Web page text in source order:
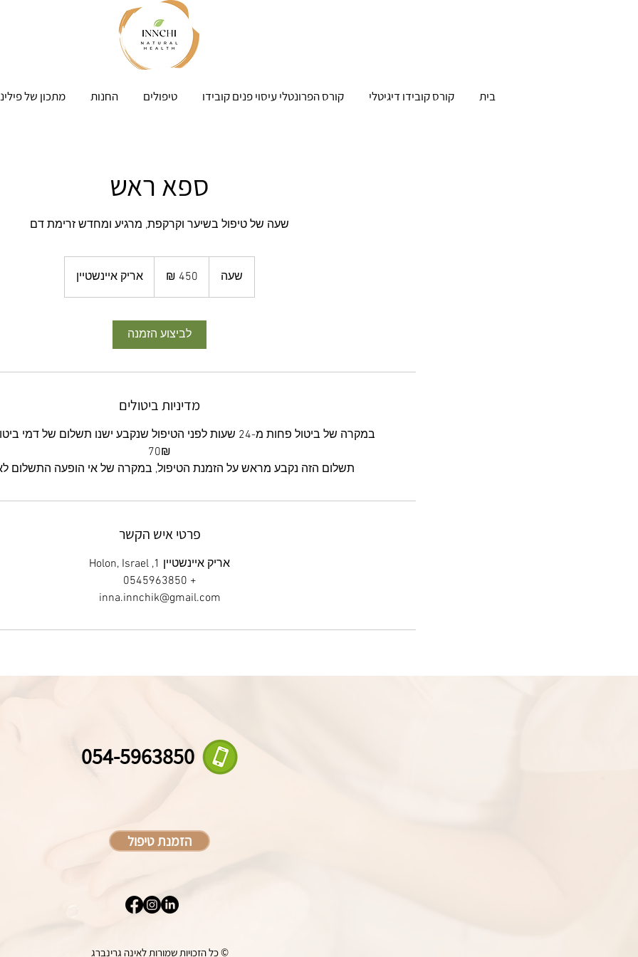
בית קורס קובידו דיגיטלי קורס הפרונטלי עיסוי פנים קובידו טיפולים החנות מתכון של
ספא ראש
שעה של טיפול בשיער וקרקפת, מרגיע ומחדש זרימת דם
שעה
ע
חדשים
אריק איינשטיין
לביצוע הזמנה
מדיניות ביטולים
תשלום הזה נקבע מראש על הזמנת הטיפול, במקרה של אי הופעה התשלום
פרטי איש הקשר
אריק איינשטיין 1, Holon, Israel
+ 0545963850
inna.innchik@gmail.com
054-5963850
הזמנת טיפול
© כל הזכויות שמורות לאינה גרינברג